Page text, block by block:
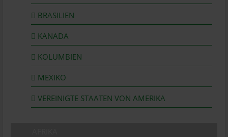
BRASILIEN
KANADA
KOLUMBIEN
MEXIKO
VEREINIGTE STAATEN VON AMERIKA